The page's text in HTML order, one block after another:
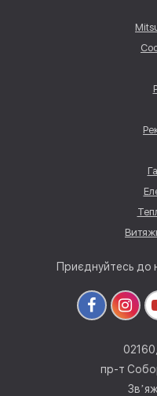
Приєднуйтесь до
пр-т